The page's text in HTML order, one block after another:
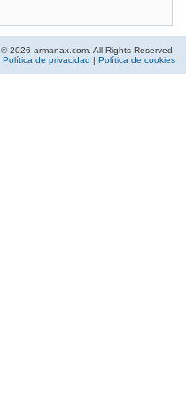
© 2026 armanax.com. All Rights Reserved.
Política de privacidad | Política de cookies